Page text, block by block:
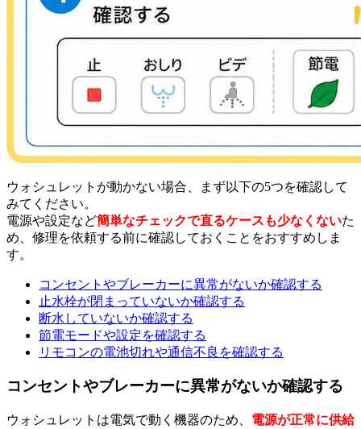
ウォシュレットが動かない場合、まず以下の5つを確認して
みてください。
電源や設定など簡単なチェックで直るケースも少なくないた
め、修理を依頼する前に確認しておくことをおすすめしま
す。
コンセントやブレーカーに異常がないか確認する
止水栓が閉まっていないか確認する
断水していないか確認する
節電モードや設定を確認する
リモコンの電池切れや通信不良を確認する
コンセントやブレーカーに異常がないか確認する
ウォシュレットは電気で動く機器のため、 電源が正常に供給